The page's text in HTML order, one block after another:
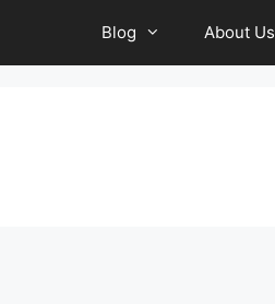
Blog About Us